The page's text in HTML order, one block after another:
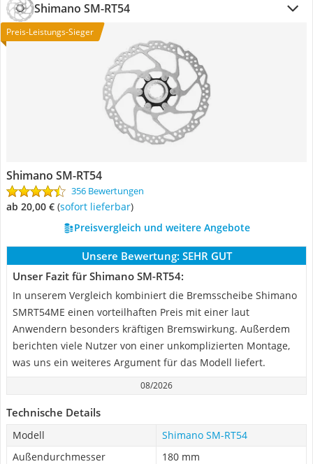
Shimano SM-RT54
Preis-Leistungs-Sieger
Shimano SM-RT54
356 Bewertungen
ab 20,00 € ( Sofort lieferbar)
Preisvergleich und weitere Angebote
Unsere Bewertung: SEHR GUT
Unser Fazit für Shimano SM-RT54:
In unserem Vergleich kombiniert die Bremsscheibe Shimano
SMRT54ME einen vorteilhaften Preis mit einer laut
Anwendern besonders kräftigen Bremswirkung. Außerdem
berichten viele Nutzer von einer unkomplizierten Montage,
was uns ein weiteres Argument für das Modell liefert.
08/2026
Technische Details
Modell
Shimano SM-RT54
Außendurchmesser
180 mm